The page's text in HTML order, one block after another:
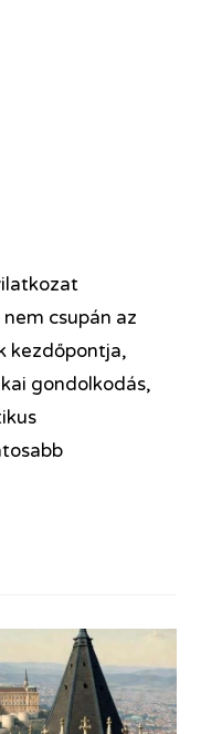
csupán az
kezdőpontja,
gondolkodás,